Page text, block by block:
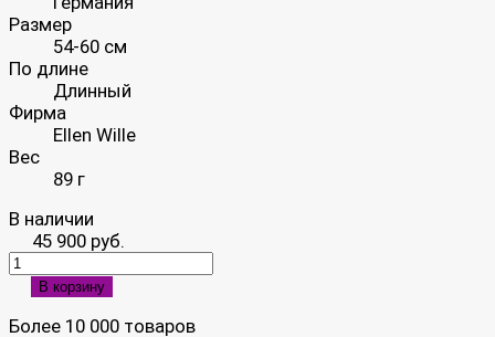
Размер
54-60 см
По длине
Длинный
Фирма
Ellen Wille
Вес
89 г
В наличии
45 900 руб.
В корзину
Более 10 000 товаров